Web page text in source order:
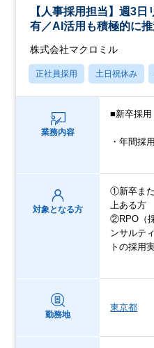
【人事採用担当】週3
有／AI活用も積極的に
株式会社マクロミル
正社員採用 土日祝休み
業務内容
■新卒採用
・年間採
対象となる方
①新卒ま
上ある方
②RPO（
ンサルテ
トの採用
勤務地
東京都